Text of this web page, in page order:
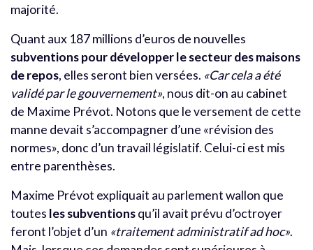
majorité.
Quant aux 187 millions d’euros de nouvelles
subventions pour développer le secteur des maisons
de repos, elles seront bien versées. «Car cela a été
validé par le gouvernement», nous dit-on au cabinet
de Maxime Prévot. Notons que le versement de cette
manne devait s’accompagner d’une «révision des
normes», donc d’un travail législatif. Celui-ci est mis
entre parenthèses.
Maxime Prévot expliquait au parlement wallon que
toutes les subventionsqu’il avait prévu d’octroyer
feront l’objet d’un «traitement administratif ad hoc».